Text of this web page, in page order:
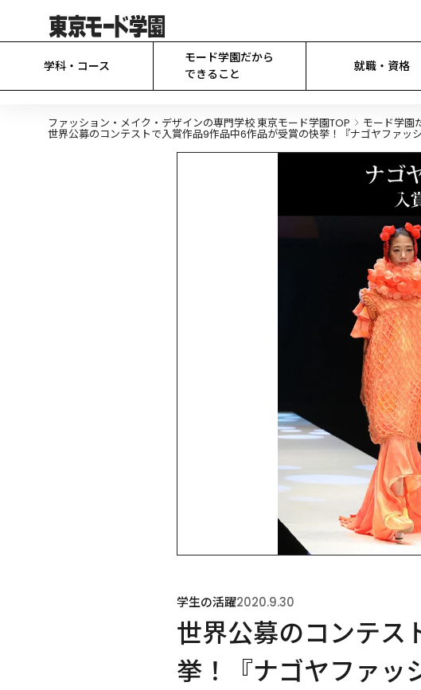
学科・コース
モード学園だから
できること
就職・資格
ファッション・メイク・デザインの専門学校 東京モード学園TOP モード学園
世界公募のコンテストで入賞作品9作品中6作品が受賞の快挙！『ナゴヤファッ
学生の活躍2020.9.30
世界公募のコンテス
挙！『ナゴヤファッ